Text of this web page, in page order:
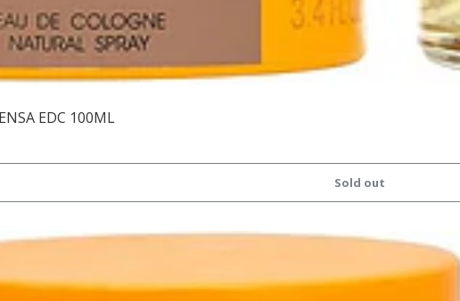
EDC 100ML
Sold out